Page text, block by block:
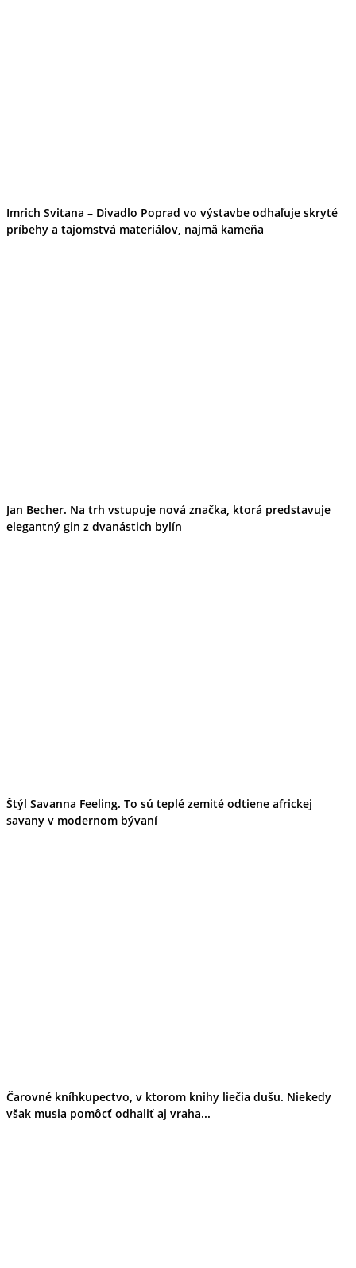
Imrich Svitana – Divadlo Poprad vo výstavbe odhaľuje skryté
príbehy a tajomstvá materiálov, najmä kameňa
Jan Becher. Na trh vstupuje nová značka, ktorá predstavuje
elegantný gin z dvanástich bylín
Štýl Savanna Feeling. To sú teplé zemité odtiene africkej
savany v modernom bývaní
Čarovné kníhkupectvo, v ktorom knihy liečia dušu. Niekedy
však musia pomôcť odhaliť aj vraha...